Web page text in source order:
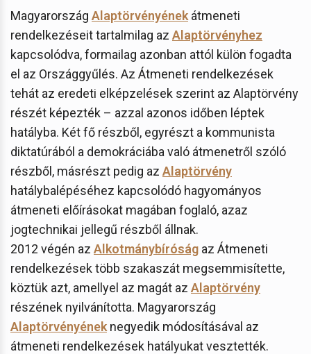
Magyarország Alaptörvényének átmeneti
rendelkezéseit tartalmilag az Alaptörvényhez
kapcsolódva, formailag azonban attól külön fogadta
el az Országgyűlés. Az Átmeneti rendelkezések
tehát az eredeti elképzelések szerint az Alaptörvény
részét képezték – azzal azonos időben léptek
hatályba. Két fő részből, egyrészt a kommunista
diktatúrából a demokráciába való átmenetről szóló
részből, másrészt pedig az Alaptörvény
hatálybalépéséhez kapcsolódó hagyományos
átmeneti előírásokat magában foglaló, azaz
jogtechnikai jellegű részből állnak.
2012 végén az Alkotmánybíróság az Átmeneti
rendelkezések több szakaszát megsemmisítette,
köztük azt, amellyel az magát az Alaptörvény
részének nyilvánította. Magyarország
Alaptörvényének negyedik módosításával az
átmeneti rendelkezések hatályukat vesztették.